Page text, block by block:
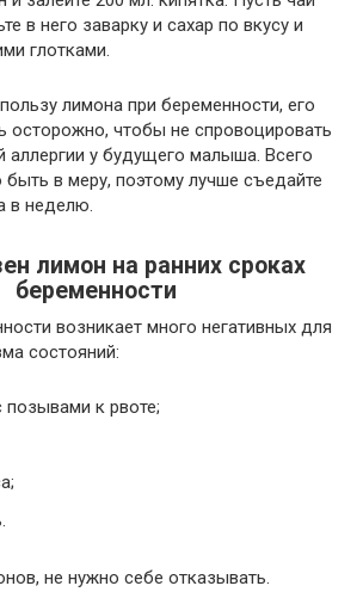
в него заварку и сахар по вкусу и
глотками.
лимона при беременности, его
осторожно, чтобы не спровоцировать
аллергии у будущего малыша. Всего
в меру, поэтому лучше съедайте
в неделю.
лимон на ранних сроках
беременности
возникает много негативных для
состояний:
позывами к рвоте;
не нужно себе отказывать.